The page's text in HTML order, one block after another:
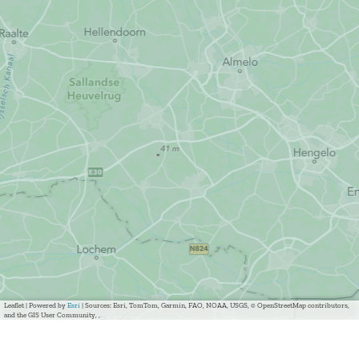
Leaflet | Powered by Esri | Sources: Esri, TomTom, Garmin, FAO, NOAA, USGS, © OpenStreetMap contributors,
and the GIS User Community, ,